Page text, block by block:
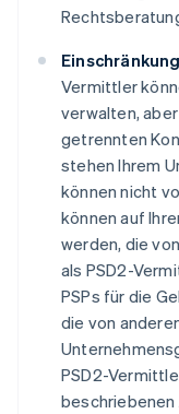
Vermittler
verwalten,
getrennten
stehen Ihrem
können nicht
können auf
werden, die
als PSD2-
PSPs für die
die von
PSD2-
beschriebenen
DeutschEnglish
English
Festlandchina
Finnland
EnglishSvenska
Frankreich
Français English
Gibraltar
Griechenland
English
Indien
English
Irland
English
Italien